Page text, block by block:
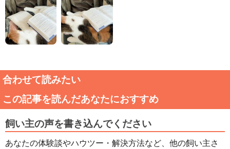
合わせて読みたい
この記事を読んだあなたにおすすめ
飼い主の声を書き込んでください
あなたの体験談やハウツー・解決方法など、他の飼い主さ